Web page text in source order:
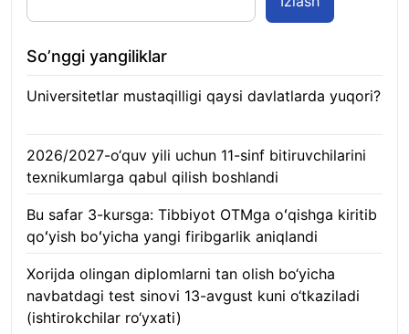
So’nggi yangiliklar
Universitetlar mustaqilligi qaysi davlatlarda yuqori?
2026/2027-o‘quv yili uchun 11-sinf bitiruvchilarini
texnikumlarga qabul qilish boshlandi
Bu safar 3-kursga: Tibbiyot OTMga oʻqishga kiritib
qoʻyish boʻyicha yangi firibgarlik aniqlandi
Xorijda olingan diplomlarni tan olish bo‘yicha
navbatdagi test sinovi 13-avgust kuni o‘tkaziladi
(ishtirokchilar ro‘yxati)